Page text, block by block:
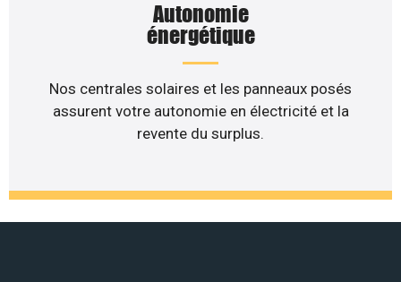
Autonomie
énergétique
Nos centrales solaires et les panneaux posés
assurent votre autonomie en électricité et la
revente du surplus.